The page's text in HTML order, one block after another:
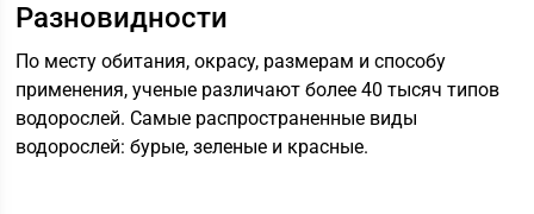
Разновидности
По месту обитания, окрасу, размерам и способу
применения, ученые различают более 40 тысяч типов
водорослей. Самые распространенные виды
водорослей: бурые, зеленые и красные.